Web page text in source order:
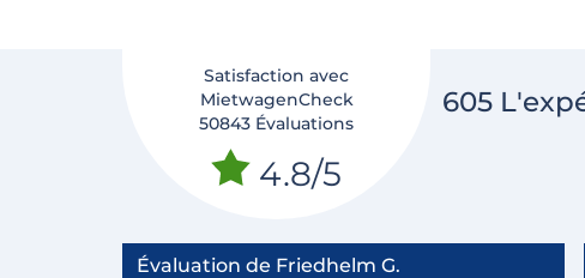
Satisfaction avec
MietwagenCheck
50843 Évaluations
4.8/5
605
Évaluation de Friedhelm G.